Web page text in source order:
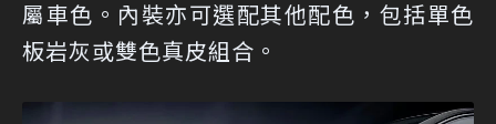
屬車色。內裝亦可選配其他配色，包括單色
板岩灰或雙色真皮組合。